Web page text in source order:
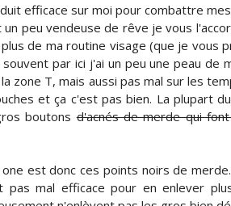
efficace sur moi pour combattre
un peu vendeuse de rêve je vous
de ma routine visage (que je vous
par ici j'ai un peu une peau de
zone T, mais aussi pas mal sur les
et ça c'est pas bien. La plupart
boutonsd'acnés de merde qui
est donc ces points noirs de
pas mal efficace pour en enlever